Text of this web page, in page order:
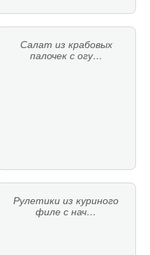
Салат из крабовых
палочек с огу…
Рулетики из куриного
филе с нач…